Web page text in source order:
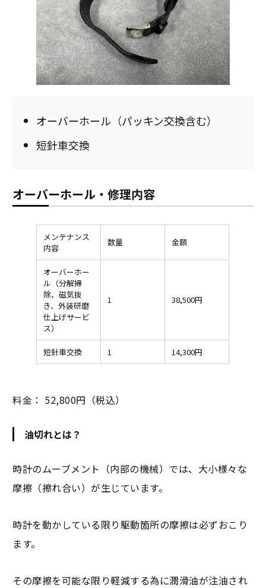
オーバーホール（パッキン交換含む）
短針車交換
オーバーホール・修理内容
メンテナンス
内容
数量 金額
オーバーホー
ル（分解掃
除、磁気抜
き、外装研磨
仕上げサービ
ス）
1 38,500円
短針車交換 1 14,300円
料金： 52,800円（税込）
油切れとは？
時計のムーブメント（内部の機械）では、大小様々な
摩擦（擦れ合い）が生じています。
時計を動かしている限り駆動箇所の摩擦は必ずおこり
ます。
その摩擦を可能な限り軽減する為に潤滑油が注油され